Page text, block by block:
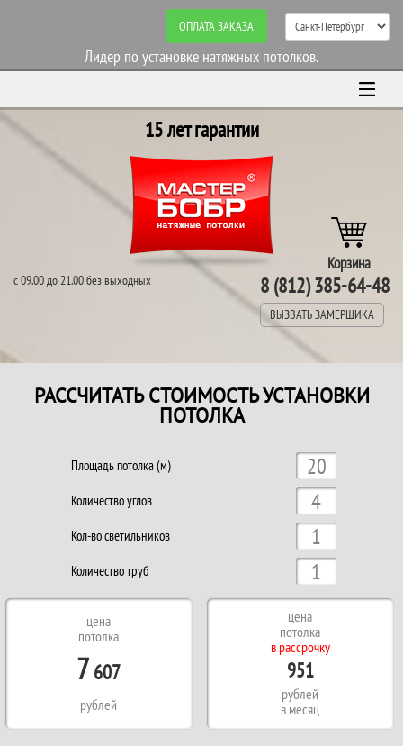
ОПЛАТА ЗАКАЗА
Лидер по установке натяжных потолков.
15 лет гарантии
Корзина
с 09.00 до 21.00 без выходных 8 (812) 385-64-48
ВЫЗВАТЬ ЗАМЕРЩИКА
РАССЧИТАТЬ СТОИМОСТЬ УСТАНОВКИ
ПОТОЛКА
Площадь потолка (м)
Количество углов
Кол-во светильников
Количество труб
цена
потолка
7 607
рублей
цена
потолка
в рассрочку
951
рублей
в месяц